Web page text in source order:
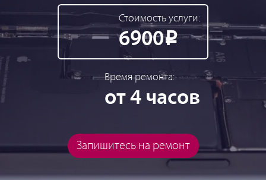
Стоимость услуги:
6900Р
Время ремонта:
от 4 часов
Запишитесь на ремонт